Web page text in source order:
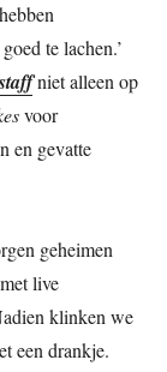
te lachen.’
niet alleen op
voor
en gevatte
geheimen
live
klinken we
een drankje.